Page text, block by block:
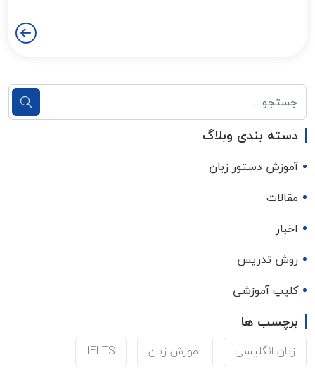
دسته بندی وبلاگ
آموزش دستور زبان
مقالات
اخبار
روش تدریس
کلیپ آموزشی
برچسب ها
زبان انگلیسی آموزش زبان IELTS